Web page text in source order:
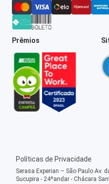
Prêmios
Políticas de Privacidade
Serasa Experian – São Paulo Av.
Sucupira - 24ºandar - Chácara